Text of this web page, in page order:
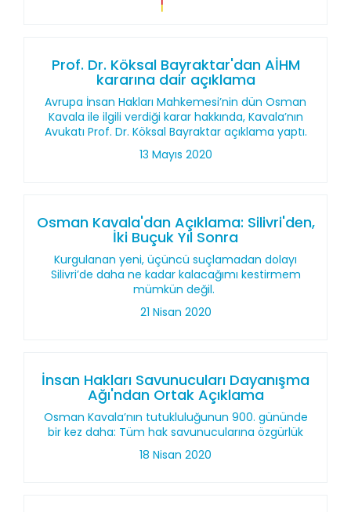
Prof. Dr. Köksal Bayraktar'dan AİHM
kararına dair açıklama
Avrupa İnsan Hakları Mahkemesi’nin dün Osman
Kavala ile ilgili verdiği karar hakkında, Kavala’nın
Avukatı Prof. Dr. Köksal Bayraktar açıklama yaptı.
13 Mayıs 2020
Osman Kavala'dan Açıklama: Silivri'den,
İki Buçuk Yıl Sonra
Kurgulanan yeni, üçüncü suçlamadan dolayı
Silivri’de daha ne kadar kalacağımı kestirmem
mümkün değil.
21 Nisan 2020
İnsan Hakları Savunucuları Dayanışma
Ağı'ndan Ortak Açıklama
Osman Kavala’nın tutukluluğunun 900. gününde
bir kez daha: Tüm hak savunucularına özgürlük
18 Nisan 2020